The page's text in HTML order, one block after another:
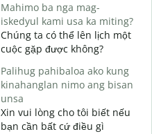
Mahimo ba nga mag-
iskedyul kami usa ka miting?
Chúng ta có thể lên lịch một
cuộc gặp được không?
Palihug pahibaloa ako kung
kinahanglan nimo ang bisan
unsa
Xin vui lòng cho tôi biết nếu
bạn cần bất cứ điều gì